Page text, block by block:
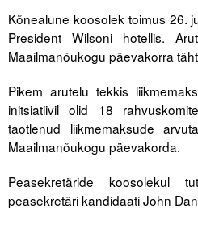
Digiraamatukogu
Juhendid ja väljaanded
Kontakt
Liitu meililistiga
Oskusteave
Kõnealune koosolek toimus 26.
President Wilsoni hotellis.
Maailmanõukogu päevakorra
Pikem arutelu tekkis
initsiatiivil olid 18
taotlenud liikmemaksude
Maailmanõukogu päevakorda.
Peasekretäride koosolekul
peasekretäri kandidaati John